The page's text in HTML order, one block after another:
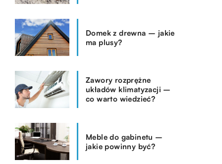
Domek z drewna – jakie
ma plusy?
Zawory rozprężne
układów klimatyzacji –
co warto wiedzieć?
Meble do gabinetu –
jakie powinny być?